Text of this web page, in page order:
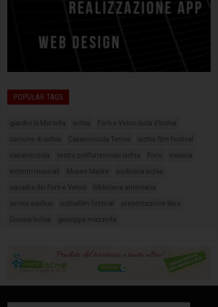
POPULAR TAGS
giardini la Mortella ischia Forti e Veloci Isola d'Ischia
comune di ischia Casamicciola Terme ischia film festival
casamicciola teatro polifunzionale ischia Forio musica
incontri musicali Museo Madre podistica ischia
squadra dei Forti e Veloci biblioteca antoniana
avviso eavbus ischiafilm festival presentazione libro
Diocesi Ischia giuseppe mazzella